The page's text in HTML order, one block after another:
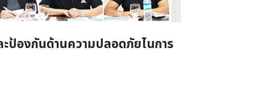
ป้องกันด้านความปลอดภัยไนการ